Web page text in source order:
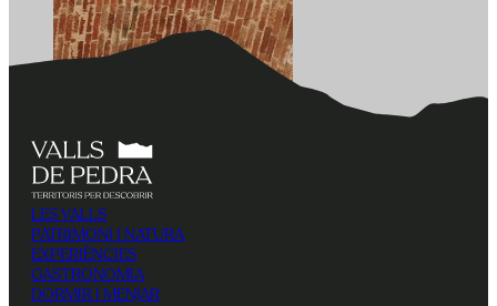
LES VALLS
PATRIMONI I NATURA
EXPERIÈNCIES
GASTRONOMIA
DORMIR I MENJAR